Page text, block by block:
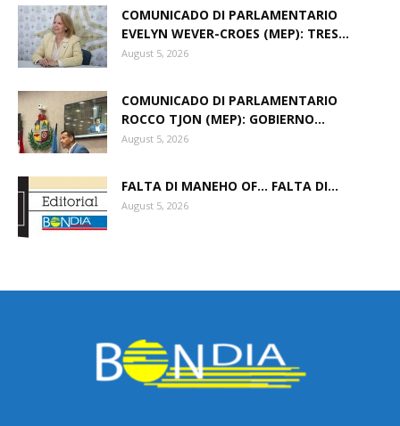
COMUNICADO DI PARLAMENTARIO
EVELYN WEVER-CROES (MEP): TRES...
August 5, 2026
COMUNICADO DI PARLAMENTARIO
ROCCO TJON (MEP): GOBIERNO...
August 5, 2026
FALTA DI MANEHO OF… FALTA DI...
August 5, 2026